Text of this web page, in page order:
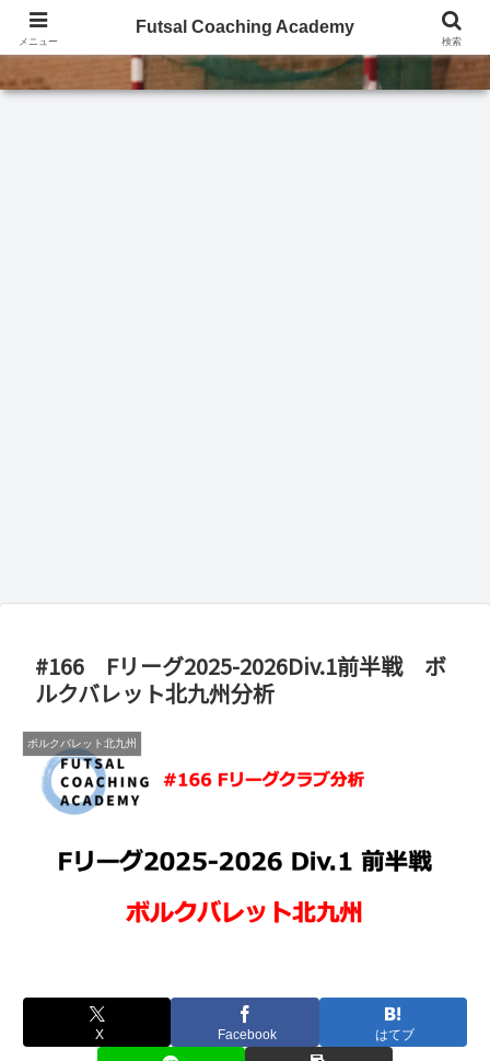
Futsal Coaching Academy
#166 Fリーグ2025-2026Div.1前半戦 ボ
ルクバレット北九州分析
ボルクバレット北九州
X Facebook はてブ
メニュー
Futsal Coaching Academy
検索